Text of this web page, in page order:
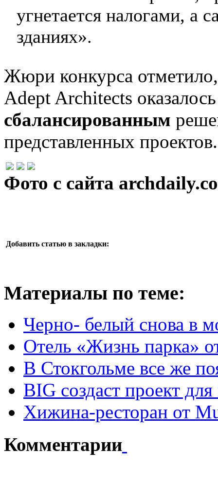
угнетается налогами, а
зданиях».
Жюри конкурса
Adept Architects
сбалансированным
представленных проектов.
Фото с сайта
Добавить статью в закладки:
Материалы по теме:
Черно- белый снова в
Отель «Жизнь парка»
В Стокгольме все же
BIG создаст проект
Хижина-ресторан от
Комментарии